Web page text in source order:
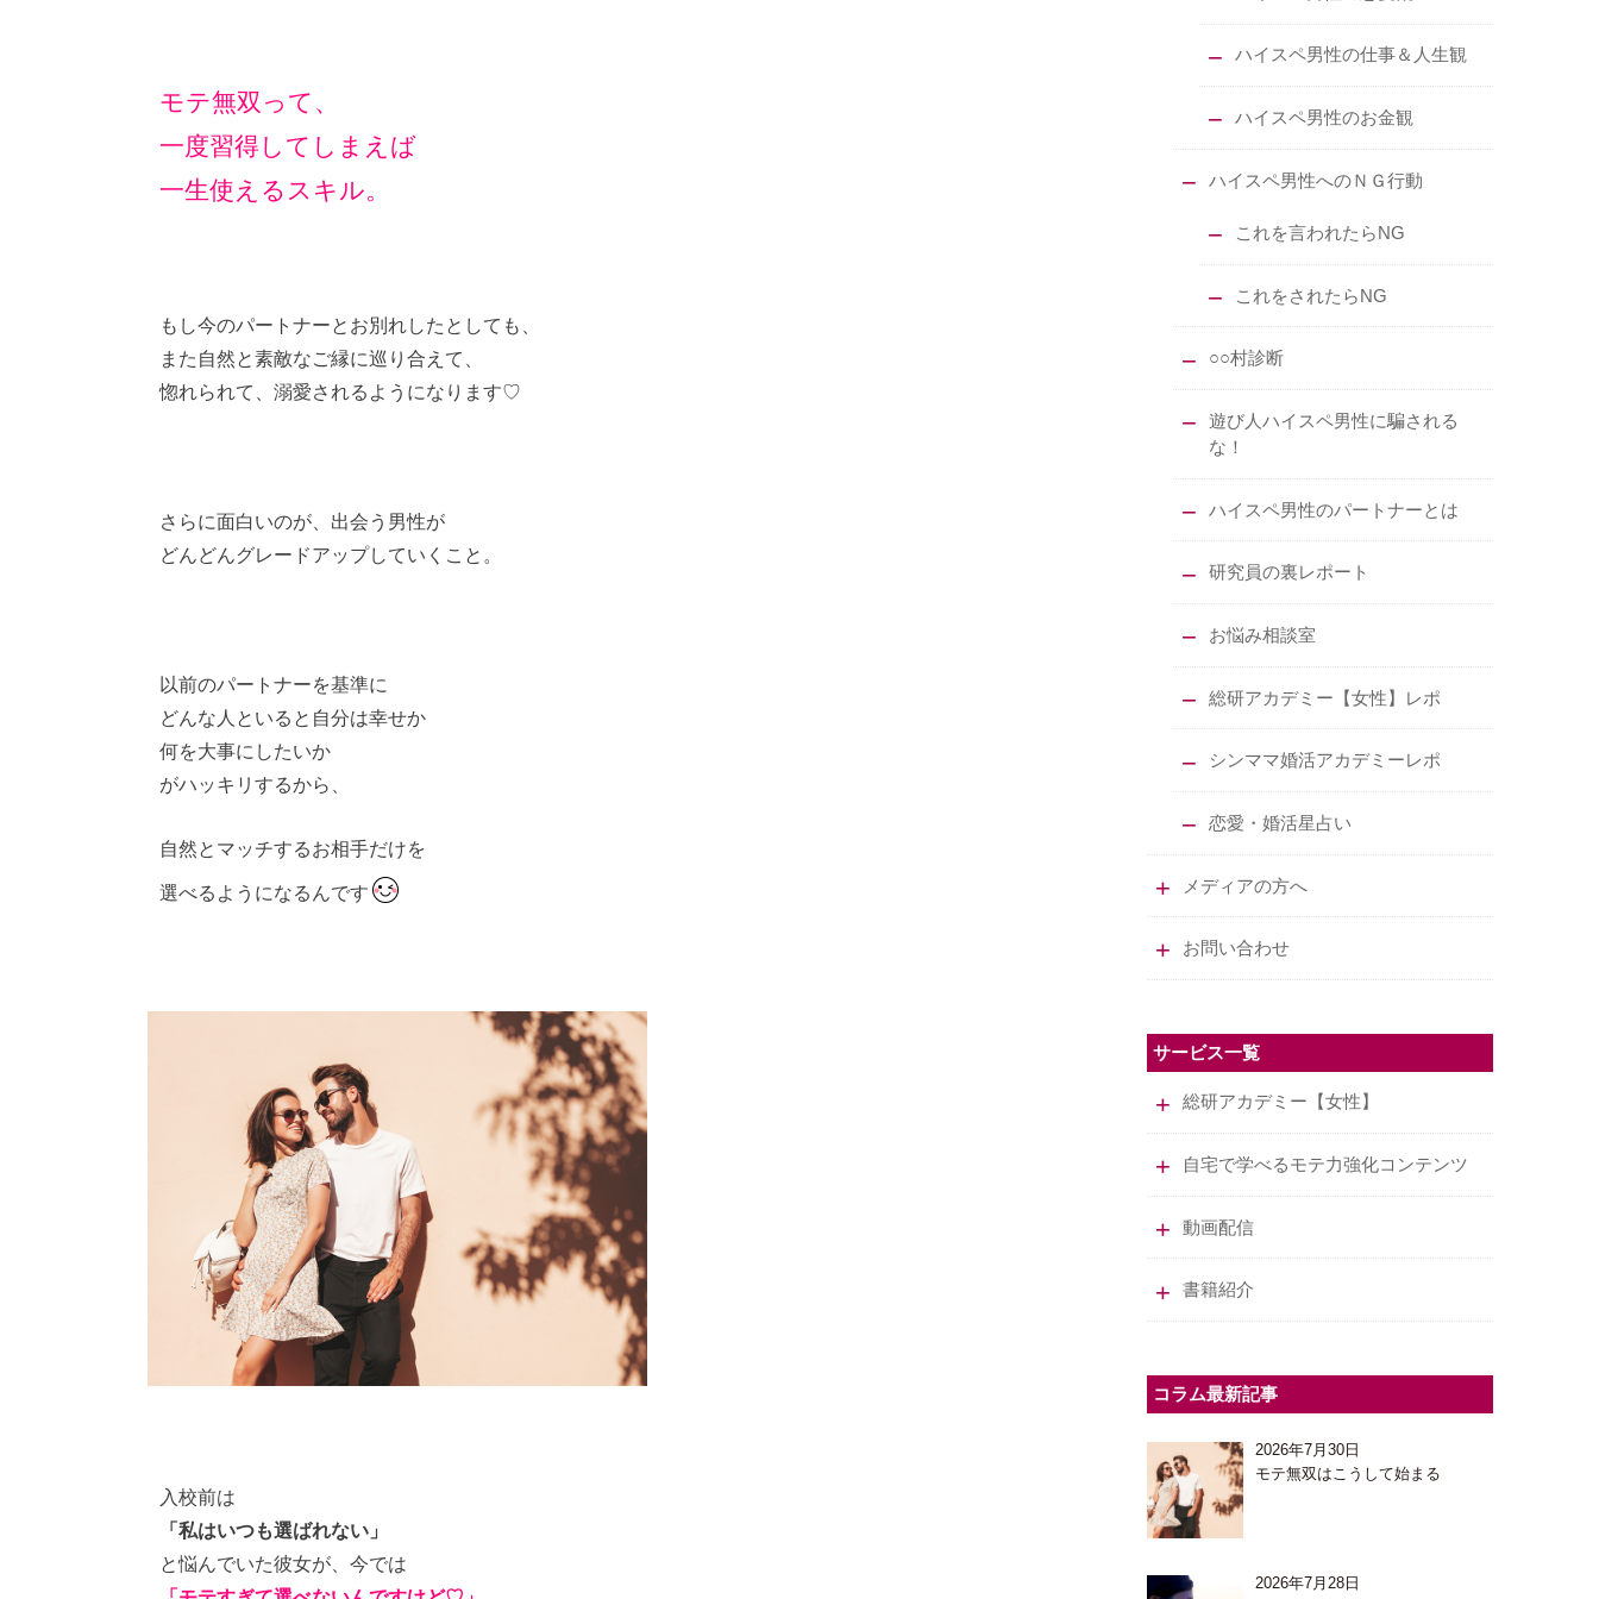
モテ無双って、
一度習得してしまえば
一生使えるスキル。
もし今のパートナーとお別れしたとしても、
また自然と素敵なご縁に巡り合えて、
惚れられて、溺愛されるようになります♡
さらに面白いのが、出会う男性が
どんどんグレードアップしていくこと。
以前のパートナーを基準に
どんな人といると自分は幸せか
何を大事にしたいか
がハッキリするから、
自然とマッチするお相手だけを
選べるようになるんです
入校前は
「私はいつも選ばれない」
と悩んでいた彼女が、今では
ハイスペ男性の仕事＆人生観
ハイスペ男性のお金観
ハイスペ男性へのＮＧ行動
これを言われたらNG
これをされたらNG
○○村診断
遊び人ハイスペ男性に騙される
な！
ハイスペ男性のパートナーとは
研究員の裏レポート
お悩み相談室
総研アカデミー【女性】レポ
シンママ婚活アカデミーレポ
恋愛・婚活星占い
メディアの方へ
お問い合わせ
サービス一覧
総研アカデミー【女性】
自宅で学べるモテ力強化コンテンツ
動画配信
書籍紹介
コラム最新記事
2026年7月30日
モテ無双はこうして始まる
2026年7月28日